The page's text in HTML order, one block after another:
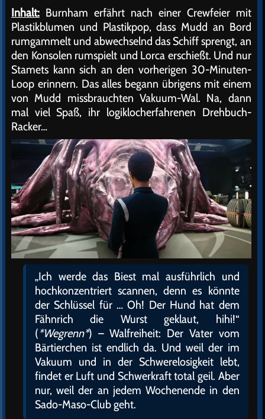
Inhalt: Burnham erfährt nach einer Crewfeier mit
Plastikblumen und Plastikpop, dass Mudd an Bord
rumgammelt und abwechselnd das Schiff sprengt, an
den Konsolen rumspielt und Lorca erschießt. Und nur
Stamets kann sich an den vorherigen 30-Minuten-
Loop erinnern. Das alles begann übrigens mit einem
von Mudd missbrauchten Vakuum-Wal. Na, dann
mal viel Spaß, ihr logiklocherfahrenen Drehbuch-
Racker…
„Ich werde das Biest mal ausführlich und
hochkonzentriert scannen, denn es könnte
der Schlüssel für … Oh! Der Hund hat dem
Fähnrich die Wurst geklaut, hihi!“
(*Wegrenn*) – Walfreiheit: Der Vater vom
Bärtierchen ist endlich da. Und weil der im
Vakuum und in der Schwerelosigkeit lebt,
findet er Luft und Schwerkraft total geil. Aber
nur, weil der an jedem Wochenende in den
Sado-Maso-Club geht.